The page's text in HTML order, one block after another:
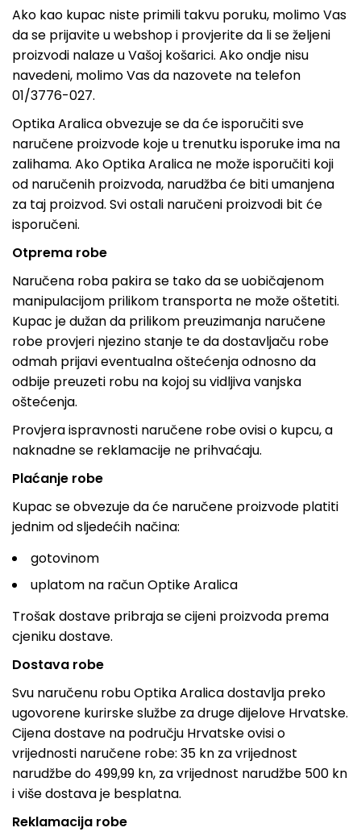
Ako kao kupac niste primili takvu poruku, molimo Vas
da se prijavite u webshop i provjerite da li se željeni
proizvodi nalaze u Vašoj košarici. Ako ondje nisu
navedeni, molimo Vas da nazovete na telefon
01/3776-027.
Optika Aralica obvezuje se da će isporučiti sve
naručene proizvode koje u trenutku isporuke ima na
zalihama. Ako Optika Aralica ne može isporučiti koji
od naručenih proizvoda, narudžba će biti umanjena
za taj proizvod. Svi ostali naručeni proizvodi bit će
isporučeni.
Otprema robe
Naručena roba pakira se tako da se uobičajenom
manipulacijom prilikom transporta ne može oštetiti.
Kupac je dužan da prilikom preuzimanja naručene
robe provjeri njezino stanje te da dostavljaču robe
odmah prijavi eventualna oštećenja odnosno da
odbije preuzeti robu na kojoj su vidljiva vanjska
oštećenja.
Provjera ispravnosti naručene robe ovisi o kupcu, a
naknadne se reklamacije ne prihvaćaju.
Plaćanje robe
Kupac se obvezuje da će naručene proizvode platiti
jednim od sljedećih načina:
gotovinom
uplatom na račun Optike Aralica
Trošak dostave pribraja se cijeni proizvoda prema
cjeniku dostave.
Dostava robe
Svu naručenu robu Optika Aralica dostavlja preko
ugovorene kurirske službe za druge dijelove Hrvatske.
Cijena dostave na području Hrvatske ovisi o
vrijednosti naručene robe: 35 kn za vrijednost
narudžbe do 499,99 kn, za vrijednost narudžbe 500 kn
i više dostava je besplatna.
Reklamacija robe